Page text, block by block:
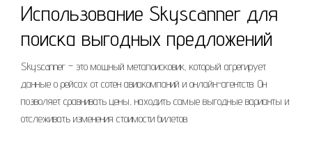
Использование Skyscanner для
поиска выгодных предложений
Skyscanner – это мощный метапоисковик, который агрегирует
данные о рейсах от сотен авиакомпаний и онлайн-агентств. Он
позволяет сравнивать цены, находить самые выгодные варианты и
отслеживать изменения стоимости билетов.